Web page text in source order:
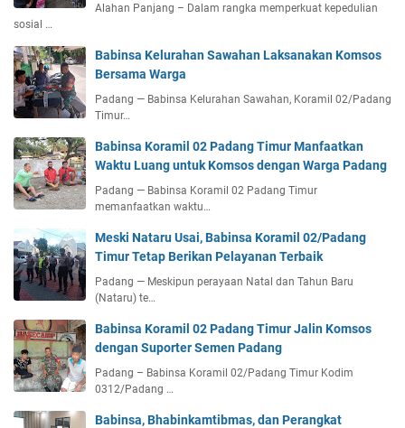
Alahan Panjang – Dalam rangka memperkuat kepedulian
sosial …
Babinsa Kelurahan Sawahan Laksanakan Komsos
Bersama Warga
Padang — Babinsa Kelurahan Sawahan, Koramil 02/Padang
Timur…
Babinsa Koramil 02 Padang Timur Manfaatkan
Waktu Luang untuk Komsos dengan Warga Padang
Padang — Babinsa Koramil 02 Padang Timur
memanfaatkan waktu…
Meski Nataru Usai, Babinsa Koramil 02/Padang
Timur Tetap Berikan Pelayanan Terbaik
Padang — Meskipun perayaan Natal dan Tahun Baru
(Nataru) te…
Babinsa Koramil 02 Padang Timur Jalin Komsos
dengan Suporter Semen Padang
Padang – Babinsa Koramil 02/Padang Timur Kodim
0312/Padang …
Babinsa, Bhabinkamtibmas, dan Perangkat